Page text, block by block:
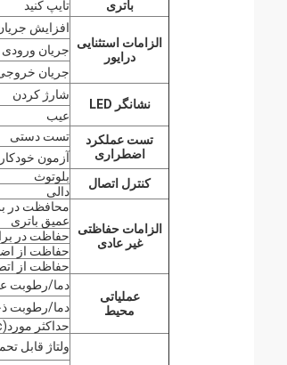
باتری
تایپ کنید
الزامات استثنایی
درایور
افزایش
جریان ورودی
جریان
نشانگر LED
شارژ کردن
عیب
تست عملکرد
اضطراری
تست دستی
آزمون خودکار
کنترل اتصال
بلوتوث
دالی
الزامات حفاظتی
غیر عادی
محافظت در
عمیق باتری
حفاظت در
حفاظت از
حفاظت از
عملیاتی
محیط
دما/رطوبت
دما/رطوبت
حداکثر موردTemp (Tc)
ولتاژ قابل